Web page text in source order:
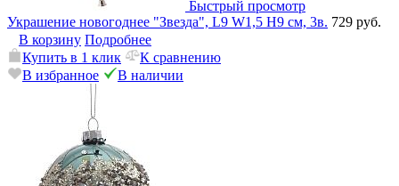
Быстрый просмотр
Украшение новогоднее "Звезда", L9 W1,5 H9 см, 3в. 729 руб.
В корзину Подробнее
Купить в 1 клик
К сравнению
В избранное
В наличии